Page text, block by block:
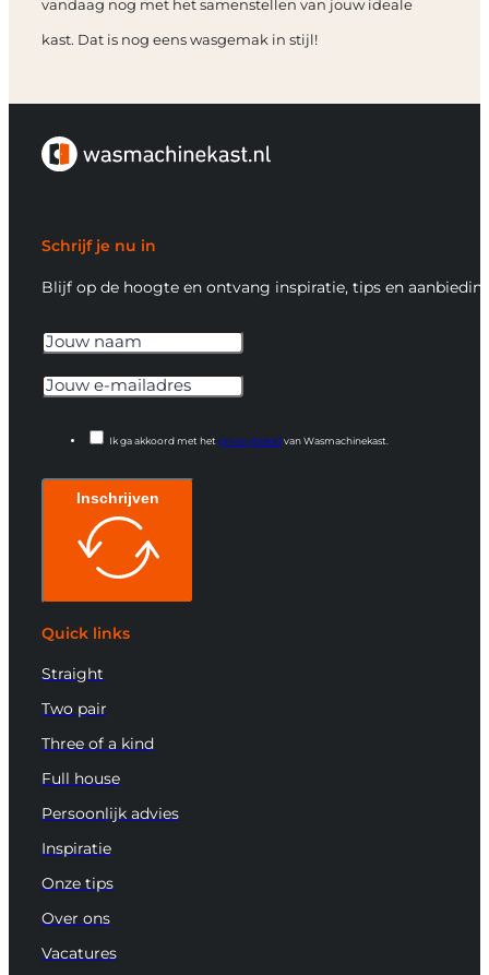
vandaag nog met het samenstellen van jouw ideale
kast. Dat is nog eens wasgemak in stijl!
Schrijf je nu in
Blijf op de hoogte en ontvang inspiratie, tips en
Ik ga akkoord met het privacybeleid van Wasmachinekast.
Inschrijven
Quick links
Straight
Two pair
Three of a kind
Full house
Persoonlijk advies
Inspiratie
Onze tips
Over ons
Vacatures